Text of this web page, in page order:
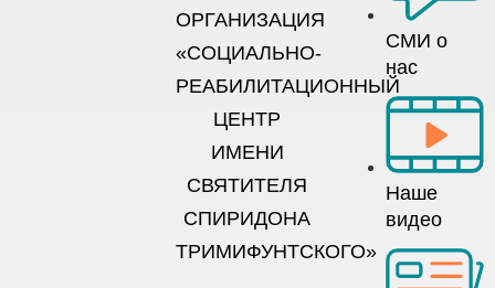
ОРГАНИЗАЦИЯ
«СОЦИАЛЬНО-
РЕАБИЛИТАЦИОННЫЙ
ЦЕНТР
ИМЕНИ
СВЯТИТЕЛЯ
СПИРИДОНА
ТРИМИФУНТСКОГО»
СМИ о
нас
Наше
видео